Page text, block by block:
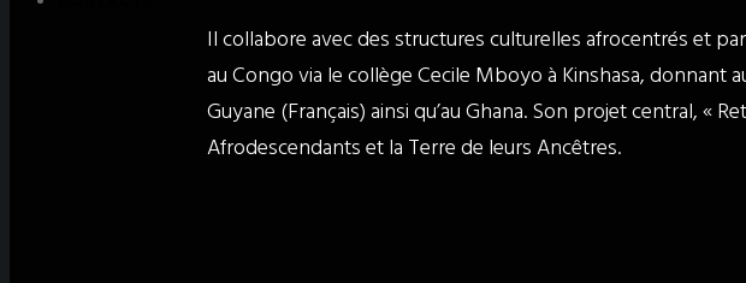
Il collabore avec des structures culturelles afrocentrés et
au Congo via le collège Cecile Mboyo à Kinshasa, donnant
Guyane (Français) ainsi qu’au Ghana. Son projet central, «
Afrodescendants et la Terre de leurs Ancêtres.